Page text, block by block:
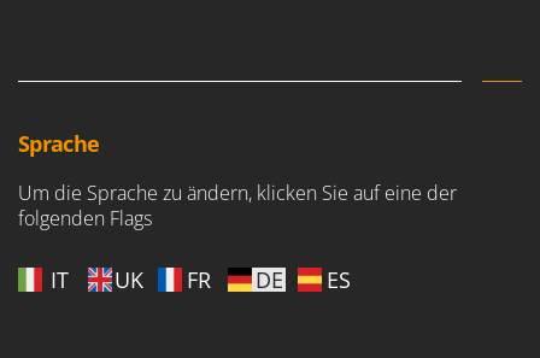
Sirman
Smartwood
Snapper
Sprache
Um die Sprache zu ändern, klicken Sie auf eine der
folgenden Flags
IT UK FR DE ES